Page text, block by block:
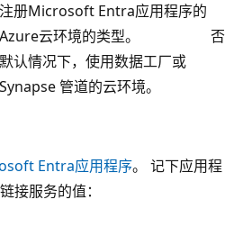
注册Microsoft Entra应用程序的
Azure云环境的类型。
默认情况下，使用数据工厂或
Synapse 管道的云环境。
否
Entra应用程序。 记下应用程
接服务的值：